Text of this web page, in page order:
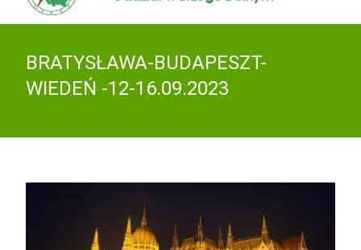
BRATYSŁAWA-BUDAPESZT-
WIEDEŃ -12-16.09.2023